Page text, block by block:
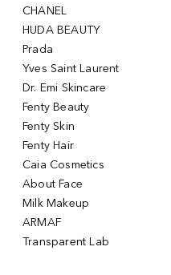
CHANEL
HUDA BEAUTY
Prada
Yves Saint Laurent
Dr. Emi Skincare
Fenty Beauty
Fenty Skin
Fenty Hair
Caia Cosmetics
About Face
Milk Makeup
ARMAF
Transparent Lab